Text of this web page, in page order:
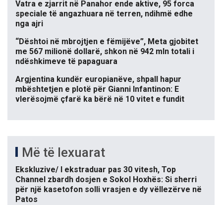
Vatra e zjarrit në Panahor ende aktive, 95 forca
speciale të angazhuara në terren, ndihmë edhe
nga ajri
“Dështoi në mbrojtjen e fëmijëve”, Meta gjobitet
me 567 milionë dollarë, shkon në 942 mln totali i
ndëshkimeve të papaguara
Argjentina kundër europianëve, shpall hapur
mbështetjen e plotë për Gianni Infantinon: E
vlerësojmë çfarë ka bërë në 10 vitet e fundit
Më të lexuarat
Ekskluzive/ I ekstraduar pas 30 vitesh, Top
Channel zbardh dosjen e Sokol Hoxhës: Si sherri
për një kasetofon solli vrasjen e dy vëllezërve në
Patos